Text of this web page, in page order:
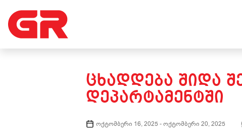
ᲪᲮᲐᲓᲓᲔᲑᲐ ᲨᲘᲓᲐ
ᲓᲔᲞᲐᲠᲢᲐᲛᲔᲜᲢᲨᲘ
ოქტომბერი 16, 2025 -ოქტომბერი 20, 2025